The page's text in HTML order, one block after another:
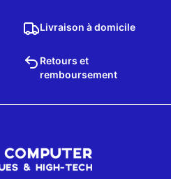
Livraison à domicile
Retours et
remboursement